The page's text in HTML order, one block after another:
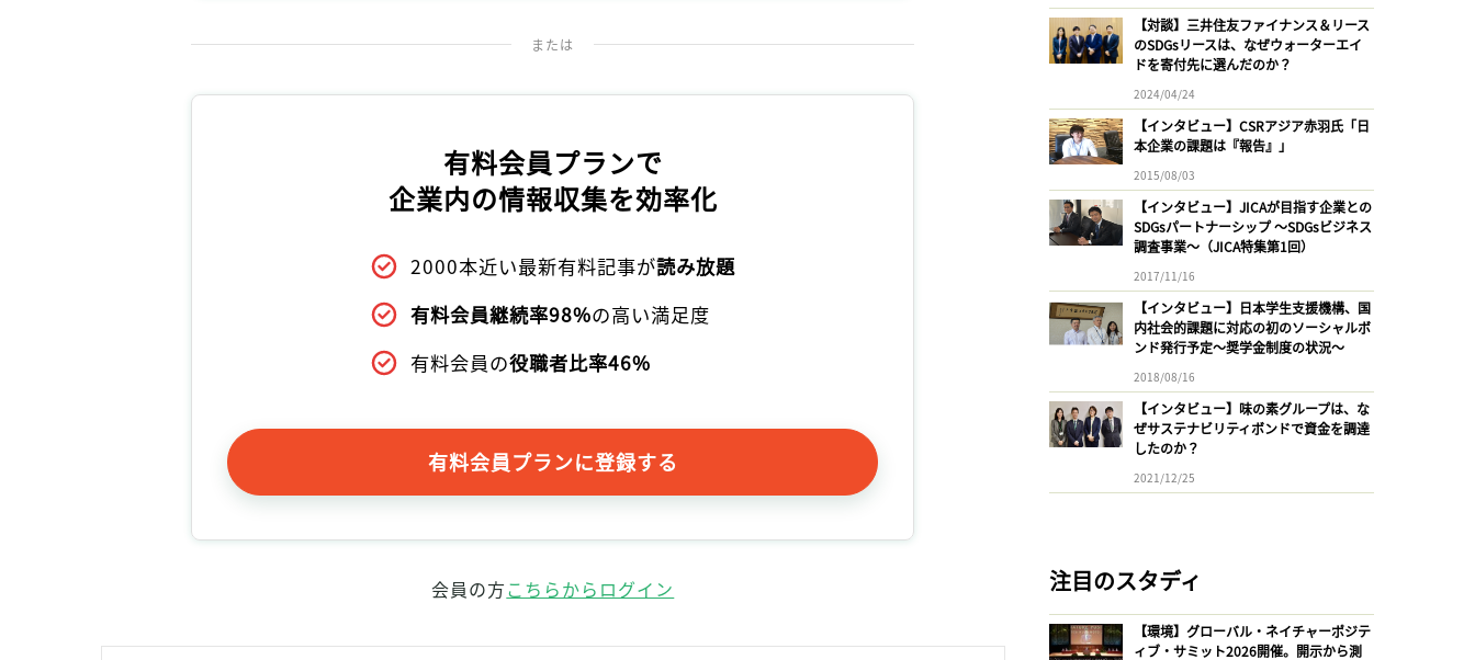
または
有料会員プランで
企業内の情報収集を効率化
2000本近い最新有料記事が読み放題
有料会員継続率98%の高い満足度
有料会員の役職者比率46%
有料会員プランに登録する
会員の方こちらからログイン
【対談】三井住友ファイナンス＆リース
のSDGsリースは、なぜウォーターエイ
ドを寄付先に選んだのか？
2024/04/24
【インタビュー】CSRアジア赤羽氏「日
本企業の課題は『報告』」
2015/08/03
【インタビュー】JICAが目指す企業との
SDGsパートナーシップ 〜SDGsビジネス
調査事業〜（JICA特集第1回）
2017/11/16
【インタビュー】日本学生支援機構、国
内社会的課題に対応の初のソーシャルボ
ンド発行予定〜奨学金制度の状況〜
2018/08/16
【インタビュー】味の素グループは、な
ぜサステナビリティボンドで資金を調達
したのか？
2021/12/25
注目のスタディ
【環境】グローバル・ネイチャーポジテ
ィブ・サミット2026開催。開示から測
記事をお気に入りに保存するには
ログイン